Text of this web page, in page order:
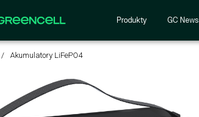
Produkty GC News
Akumulatory LiFePO4